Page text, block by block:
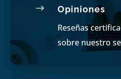
$ Opiniones
Reseñas
sobre nuestro